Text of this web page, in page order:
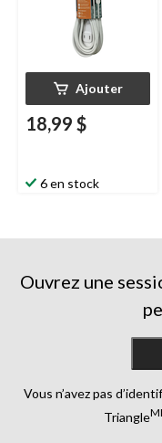
Ajouter
18,99 $
6 en stock
Ouvrez une
Vous n’avez pas
Triangle